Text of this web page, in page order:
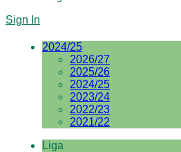
Sign In
2024/25
2026/27
2025/26
2024/25
2023/24
2022/23
2021/22
Liga